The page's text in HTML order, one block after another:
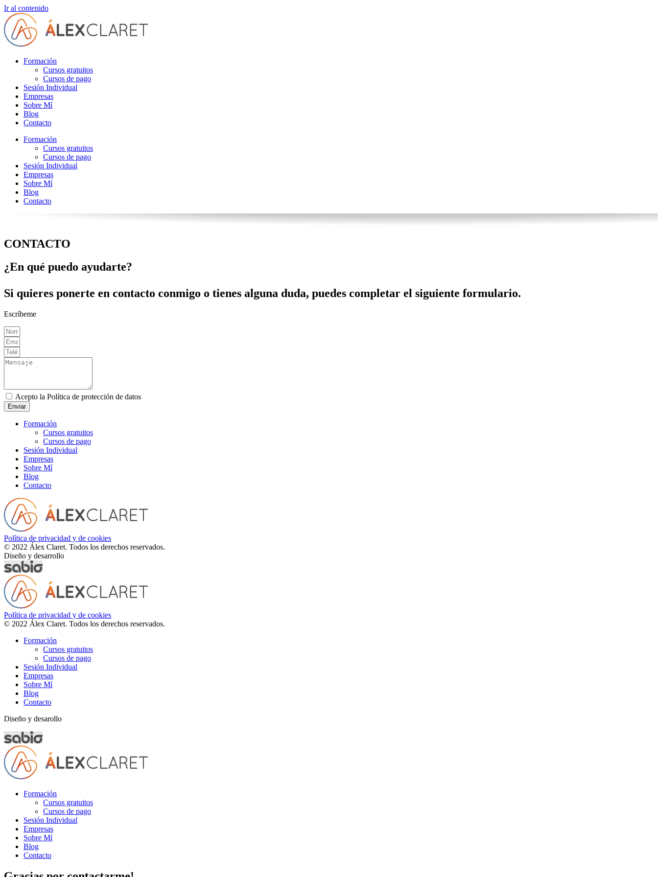
Ir al contenido
Formación
Cursos gratuitos
Cursos de pago
Sesión Individual
Empresas
Sobre Mí
Blog
Contacto
Formación
Cursos gratuitos
Cursos de pago
Sesión Individual
Empresas
Sobre Mí
Blog
Contacto
CONTACTO
¿En qué puedo ayudarte?
Si quieres ponerte en contacto conmigo o tienes alguna duda, puedes completar el siguiente formulario.
Escríbeme
Acepto la Política de protección de datos
Enviar
Formación
Cursos gratuitos
Cursos de pago
Sesión Individual
Empresas
Sobre Mí
Blog
Contacto
Política de privacidad y de cookies
© 2022 Álex Claret. Todos los derechos reservados.
Diseño y desarrollo
Política de privacidad y de cookies
© 2022 Álex Claret. Todos los derechos reservados.
Formación
Cursos gratuitos
Cursos de pago
Sesión Individual
Empresas
Sobre Mí
Blog
Contacto
Diseño y desarollo
Formación
Cursos gratuitos
Cursos de pago
Sesión Individual
Empresas
Sobre Mí
Blog
Contacto